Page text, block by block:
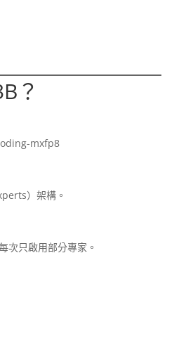
？
mxfp8
）架構。
次只啟用部分專家。